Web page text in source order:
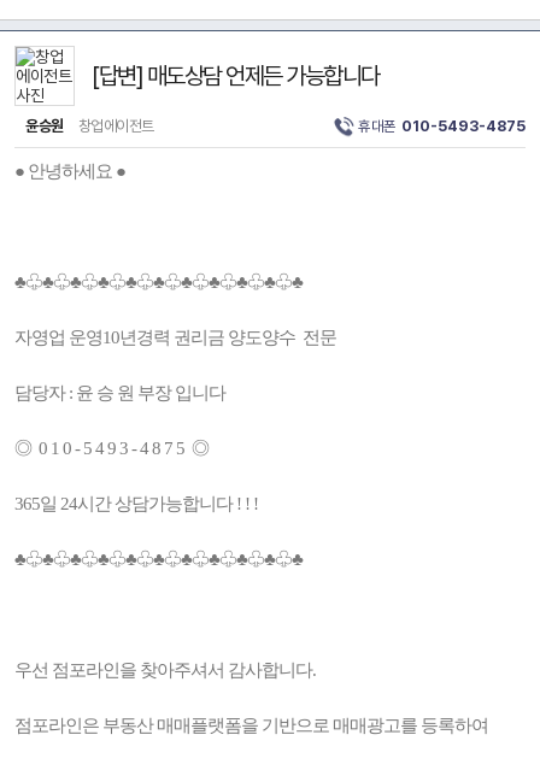
[답변] 매도상담 언제든 가능합니다
윤승원 창업에이전트 휴대폰 010-5493-4875
● 안녕하세요 ●
♣♧♣♧♣♧♣♧♣♧♣♧♣♧♣♧♣♧♣♧♣
자영업 운영10년경력 권리금 양도양수 전문
담당자 : 윤 승 원 부장 입니다
◎ 0 1 0 - 5 4 9 3 - 4 8 7 5 ◎
365일 24시간 상담가능합니다 ! ! !
♣♧♣♧♣♧♣♧♣♧♣♧♣♧♣♧♣♧♣♧♣
우선 점포라인을 찾아주셔서 감사합니다.
점포라인은 부동산 매매플랫폼을 기반으로 매매광고를 등록하여